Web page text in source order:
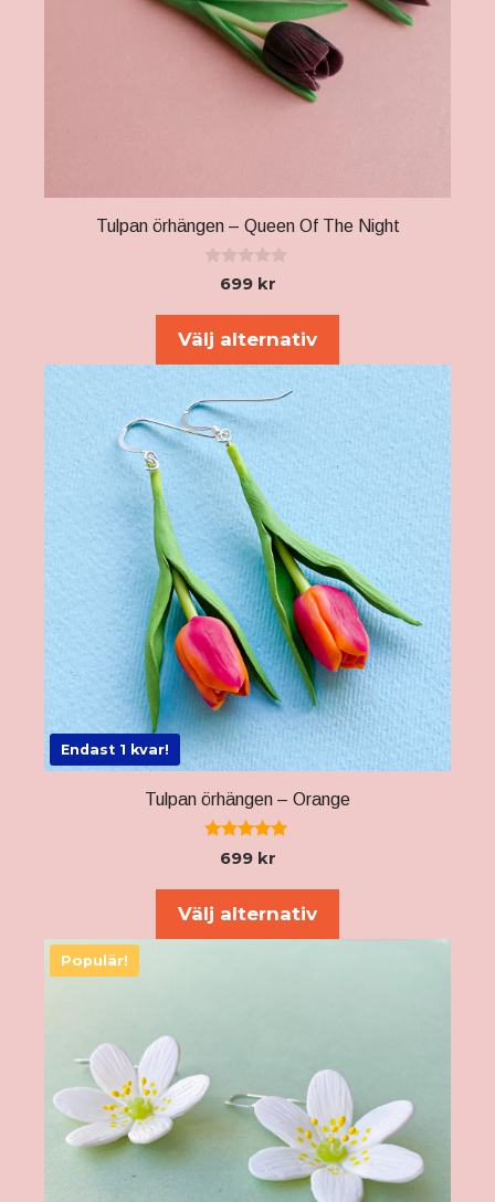
Tulpan örhängen – Queen Of The Night
699 kr
Välj alternativ
Endast 1 kvar!
Tulpan örhängen – Orange
5.00
av 5
699 kr
Välj alternativ